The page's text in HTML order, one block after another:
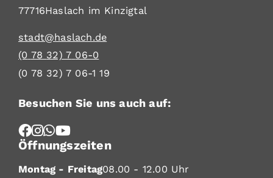
77716Haslach im Kinzigtal
stadt@haslach.de
(0 78 32) 7 06-0
(0 78 32) 7 06-1 19
Besuchen Sie uns auch auf:
Öffnungszeiten
Montag - Freitag08.00 - 12.00 Uhr